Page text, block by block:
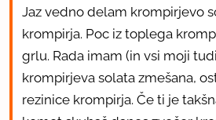
Jaz vedno delam krompirjevo
krompirja. Poc iz toplega
grlu. Rada imam (in vsi moji
krompirjeva solata zmešana,
rezinice krompirja. Če ti je